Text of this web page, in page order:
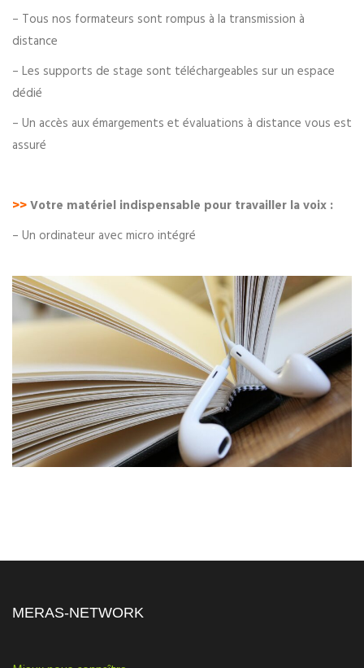
– Tous nos formateurs sont rompus à la transmission à
distance
– Les supports de stage sont téléchargeables sur un espace
dédié
– Un accès aux émargements et évaluations à distance vous est
assuré
>>Votre matériel indispensable pour travailler la voix :
– Un ordinateur avec micro intégré
MERAS-NETWORK